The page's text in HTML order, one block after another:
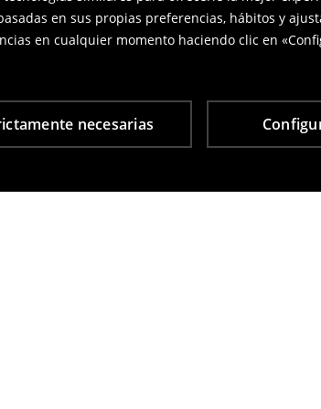
en sus propias preferencias, hábitos y
en cualquier momento haciendo clic en
necesarias